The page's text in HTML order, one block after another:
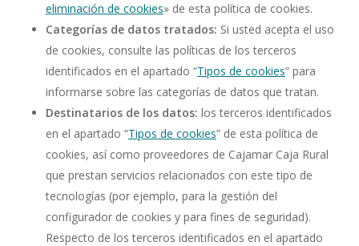
eliminación de cookies» de esta política de cookies.
Categorías de datos tratados: Si usted acepta el uso
de cookies, consulte las políticas de los terceros
identificados en el apartado “Tipos de cookies” para
informarse sobre las categorías de datos que tratan.
Destinatarios de los datos: los terceros identificados
en el apartado “Tipos de cookies” de esta política de
cookies, así como proveedores de Cajamar Caja Rural
que prestan servicios relacionados con este tipo de
tecnologías (por ejemplo, para la gestión del
configurador de cookies y para fines de seguridad).
Respecto de los terceros identificados en el apartado